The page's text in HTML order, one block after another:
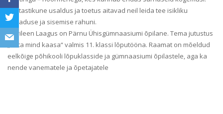
Vastastikune usaldus ja toetus aitavad neil leida tee isikliku
vabaduse ja sisemise rahuni.
Marileen Laagus on Pärnu Ühisgümnaasiumi õpilane. Tema jutustus
„Võta mind kaasa“ valmis 11. klassi lõputööna. Raamat on mõeldud
eelkõige põhikooli lõpuklasside ja gümnaasiumi õpilastele, aga ka
nende vanematele ja õpetajatele